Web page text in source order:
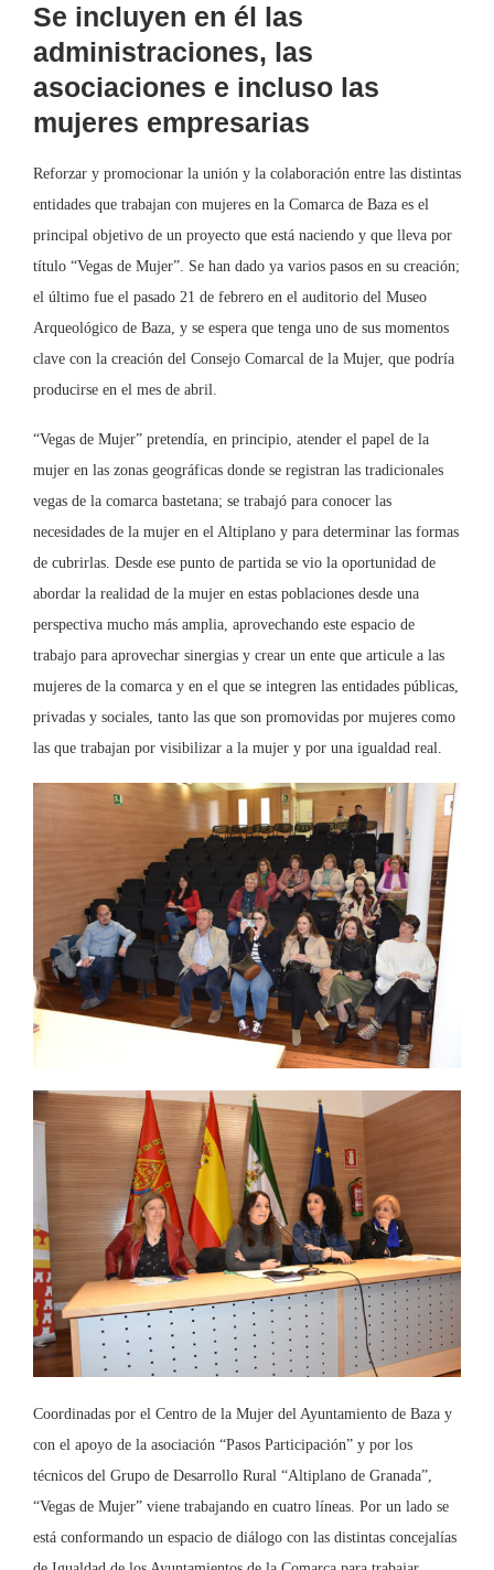
Se incluyen en él las
administraciones, las
asociaciones e incluso las
mujeres empresarias
Reforzar y promocionar la unión y la colaboración entre las distintas
entidades que trabajan con mujeres en la Comarca de Baza es el
principal objetivo de un proyecto que está naciendo y que lleva por
título “Vegas de Mujer”. Se han dado ya varios pasos en su creación;
el último fue el pasado 21 de febrero en el auditorio del Museo
Arqueológico de Baza, y se espera que tenga uno de sus momentos
clave con la creación del Consejo Comarcal de la Mujer, que podría
producirse en el mes de abril.
“Vegas de Mujer” pretendía, en principio, atender el papel de la
mujer en las zonas geográficas donde se registran las tradicionales
vegas de la comarca bastetana; se trabajó para conocer las
necesidades de la mujer en el Altiplano y para determinar las formas
de cubrirlas. Desde ese punto de partida se vio la oportunidad de
abordar la realidad de la mujer en estas poblaciones desde una
perspectiva mucho más amplia, aprovechando este espacio de
trabajo para aprovechar sinergias y crear un ente que articule a las
mujeres de la comarca y en el que se integren las entidades públicas,
privadas y sociales, tanto las que son promovidas por mujeres como
las que trabajan por visibilizar a la mujer y por una igualdad real.
Coordinadas por el Centro de la Mujer del Ayuntamiento de Baza y
con el apoyo de la asociación “Pasos Participación” y por los
técnicos del Grupo de Desarrollo Rural “Altiplano de Granada”,
“Vegas de Mujer” viene trabajando en cuatro líneas. Por un lado se
está conformando un espacio de diálogo con las distintas concejalías